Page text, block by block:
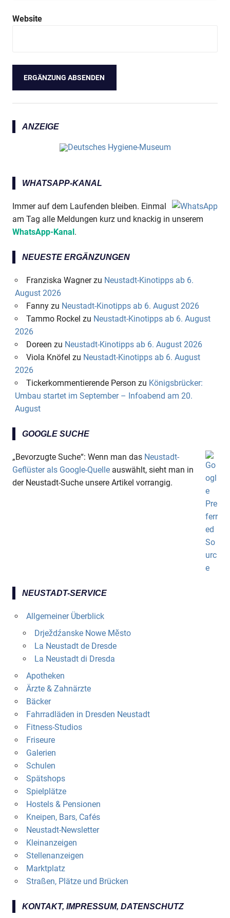
Website
ANZEIGE
WHATSAPP-KANAL
Immer auf dem Laufenden bleiben. Einmal
am Tag alle Meldungen kurz und knackig in unserem
WhatsApp-Kanal .
NEUESTE ERGÄNZUNGEN
Franziska Wagnerzu Neustadt-Kinotipps ab 6.
August 2026
Fannyzu Neustadt-Kinotipps ab 6. August 2026
Tammo Rockel zu Neustadt-Kinotipps ab 6. August
2026
Doreen zu Neustadt-Kinotipps ab 6. August 2026
Viola Knöfel zu Neustadt-Kinotipps ab 6. August
2026
Tickerkommentierende Person zu Königsbrücker:
Umbau startet im September – Infoabend am 20.
August
GOOGLE SUCHE
„Bevorzugte Suche“: Wenn man das Neustadt-
Geflüster als Google-Quelle auswählt, sieht man in
der Neustadt-Suche unsere Artikel vorrangig.
NEUSTADT-SERVICE
Allgemeiner Überblick
Drježdźanske Nowe Město
La Neustadt de Dresde
La Neustadt di Dresda
Apotheken
Ärzte & Zahnärzte
Bäcker
Fahrradläden in Dresden Neustadt
Fitness-Studios
Friseure
Galerien
Schulen
Spätshops
Spielplätze
Hostels & Pensionen
Kneipen, Bars, Cafés
Neustadt-Newsletter
Kleinanzeigen
Stellenanzeigen
Marktplatz
Straßen, Plätze und Brücken
KONTAKT, IMPRESSUM, DATENSCHUTZ